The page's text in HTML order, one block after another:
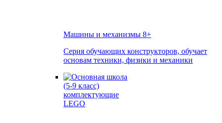
Машины и механизмы 8+
Серия обучающих конструкторов, обучает
основам техники, физики и механики